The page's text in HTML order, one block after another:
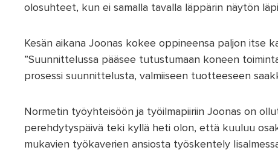
olosuhteet, kun ei samalla tavalla läppärin näytön läpi
Kesän aikana Joonas kokee oppineensa paljon itse
”Suunnittelussa pääsee tutustumaan koneen
prosessi suunnittelusta, valmiiseen tuotteeseen
Normetin työyhteisöön ja työilmapiiriin Joonas on
perehdytyspäivä teki kyllä heti olon, että kuuluu
mukavien työkaverien ansiosta työskentely